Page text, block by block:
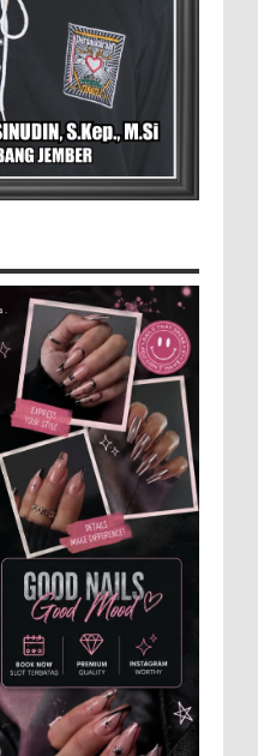
Dilaporkan Pencurian
Hukum Safi'i Datangi
Jember -
Patrang,
CSR Jumbo dan Bibit
Bupati Blora Hj. Sri
Tahunan (RAT)
Baitur Mulyo yang
Urunan Demi
Lawan Vietnam
antara Tim
tidak dilewatkan
termasuk karang
Sukseskan Program
Fawait bangga di
organisasi santri